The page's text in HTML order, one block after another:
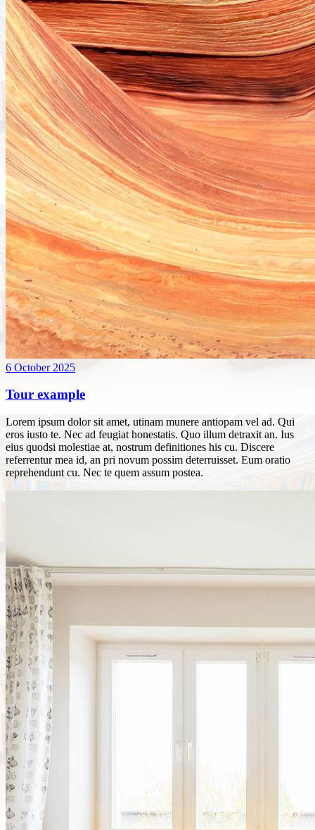
6 October 2025
Tour example
Lorem ipsum dolor sit amet, utinam munere antiopam vel ad. Qui
eros iusto te. Nec ad feugiat honestatis. Quo illum detraxit an. Ius
eius quodsi molestiae at, nostrum definitiones his cu. Discere
referrentur mea id, an pri novum possim deterruisset. Eum oratio
reprehendunt cu. Nec te quem assum postea.